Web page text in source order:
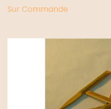
Sur Commande